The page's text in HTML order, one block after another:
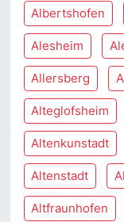
Albertshofen
Alesheim
Allersberg
Alteglofsheim
Altenkunstadt
Altenstadt
Altfraunhofen